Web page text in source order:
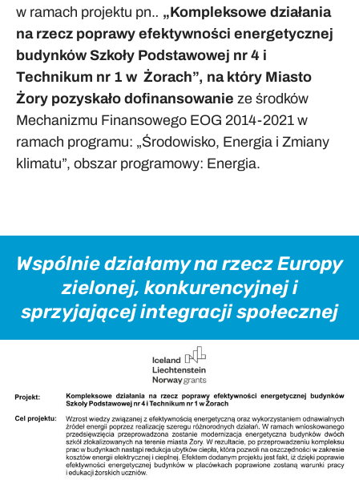
w ramach projektu pn.. „Kompleksowe działania
na rzecz poprawy efektywności energetycznej
budynków Szkoły Podstawowej nr 4 i
Technikum nr 1 w Żorach”, na który Miasto
Żory pozyskało dofinansowanie ze środków
Mechanizmu Finansowego EOG 2014-2021 w
ramach programu: „Środowisko, Energia i Zmiany
klimatu”, obszar programowy: Energia.
Wspólnie działamy na rzecz Europy
zielonej, konkurencyjnej i
sprzyjającej integracji społecznej